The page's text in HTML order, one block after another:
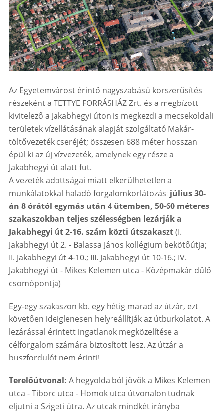
Az Egyetemvárost érintő nagyszabású korszerűsítés
részeként a TETTYE FORRÁSHÁZ Zrt. és a megbízott
kivitelező a Jakabhegyi úton is megkezdi a mecsekoldali
területek vízellátásának alapját szolgáltató Makár-
töltővezeték cseréjét; összesen 688 méter hosszan
épül ki az új vízvezeték, amelynek egy része a
Jakabhegyi út alatt fut.
A vezeték adottságai miatt elkerülhetetlen a
munkálatokkal haladó forgalomkorlátozás: július 30-
án 8 órától egymás után 4 ütemben, 50-60 méteres
szakaszokban teljes szélességben lezárják a
Jakabhegyi út 2-16. szám közti útszakaszt(I.
Jakabhegyi út 2. - Balassa János kollégium bekötőútja;
II. Jakabhegyi út 4-10.; III. Jakabhegyi út 10-16.; IV.
Jakabhegyi út - Mikes Kelemen utca - Középmakár dűlő
csomópontja)
Egy-egy szakaszon kb. egy hétig marad az útzár, ezt
követően ideiglenesen helyreállítják az útburkolatot. A
lezárással érintett ingatlanok megközelítése a
célforgalom számára biztosított lesz. Az útzár a
buszfordulót nem érinti!
Terelőútvonal: A hegyoldalból jövők a Mikes Kelemen
utca - Tiborc utca - Homok utca útvonalon tudnak
eljutni a Szigeti útra. Az utcák mindkét irányba